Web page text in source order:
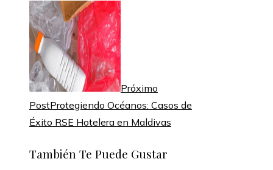
Próximo
PostProtegiendo Océanos: Casos de
Éxito RSE Hotelera en Maldivas
También Te Puede Gustar